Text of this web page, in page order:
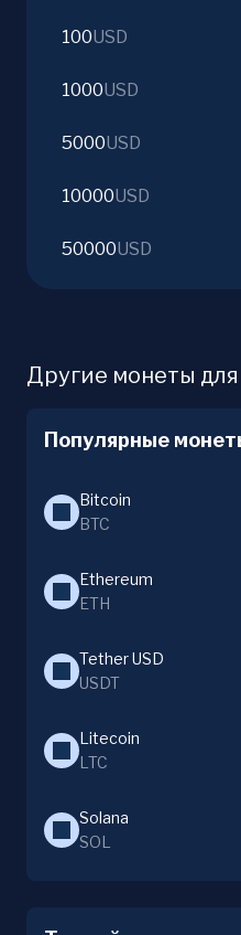
100USD
1000USD
5000USD
10000USD
50000USD
Другие монеты
Популярные
Bitcoin
BTC
Ethereum
ETH
Tether USD
USDT
Litecoin
LTC
Solana
SOL